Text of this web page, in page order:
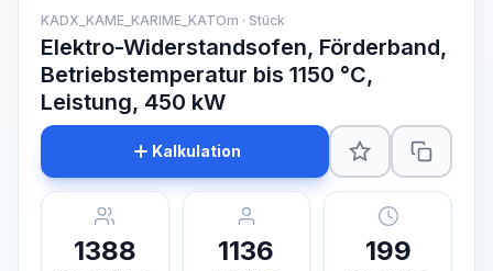
KADX_KAME_KARIME_KATOm · Stück
Elektro-Widerstandsofen, Förderband,
Betriebstemperatur bis 1150 °C,
Leistung, 450 kW
Kalkulation
1388 1136 199